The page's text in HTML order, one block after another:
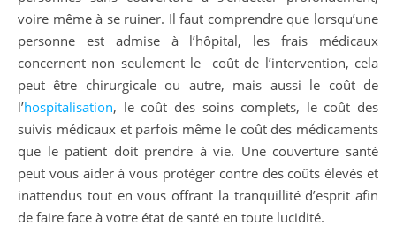
voire même à se ruiner. Il faut comprendre que lorsqu’une
personne est admise à l’hôpital, les frais médicaux
concernent non seulement le coût de l’intervention, cela
peut être chirurgicale ou autre, mais aussi le coût de
l’hospitalisation, le coût des soins complets, le coût des
suivis médicaux et parfois même le coût des médicaments
que le patient doit prendre à vie. Une couverture santé
peut vous aider à vous protéger contre des coûts élevés et
inattendus tout en vous offrant la tranquillité d’esprit afin
de faire face à votre état de santé en toute lucidité.